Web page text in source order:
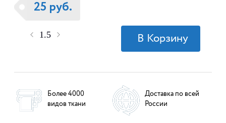
25 руб.
Более 4000
видов ткани
Доставка по всей
России